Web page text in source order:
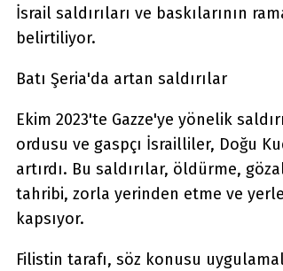
İsrail saldırıları ve baskılarının
belirtiliyor.
Batı Şeria'da artan saldırılar
Ekim 2023'te Gazze'ye yönelik
ordusu ve gaspçı İsrailliler, Doğu
artırdı. Bu saldırılar, öldürme,
tahribi, zorla yerinden etme ve
kapsıyor.
Filistin tarafı, söz konusu